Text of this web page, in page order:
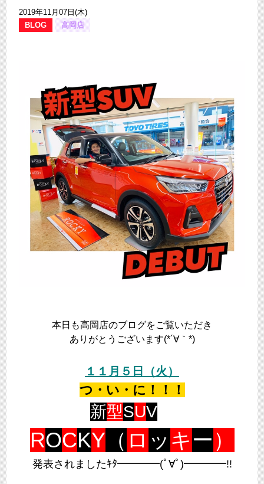
2019年11月07日(木)
BLOG
高岡店
本日も高岡店のブログをご覧いただき
ありがとうございます(*´∀｀*)
１１月５日（火）
つ・い・に！！！
新型SUV
ROCKY （ ロ ッ キー）
発表されましたｷﾀ━━━━(ﾟ∀ﾟ)━━━━!!